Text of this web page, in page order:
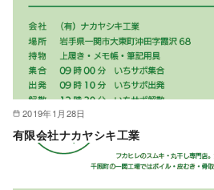
2019年1月28日
有限会社ナカヤシキ工業